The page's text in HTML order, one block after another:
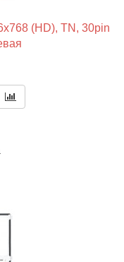
(HD), TN, 30pin